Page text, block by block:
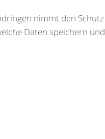
nimmt den
Daten speichern